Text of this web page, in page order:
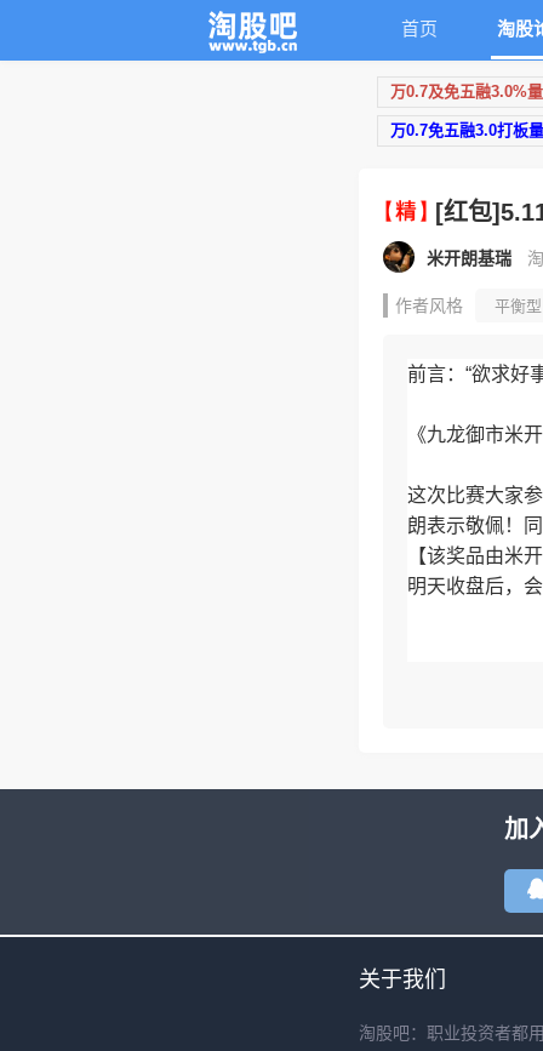
首页 淘股
万0.7及免五融3.0%
万0.7免五融3.0打板
[红包
米开朗基瑞
作者风格 平衡型
前言：“欲求好
《九龙御市米
这次比赛大家
朗表示敬佩！
【该奖品由米
明天收盘后，
加
关于我们
淘股吧：职业投资者都